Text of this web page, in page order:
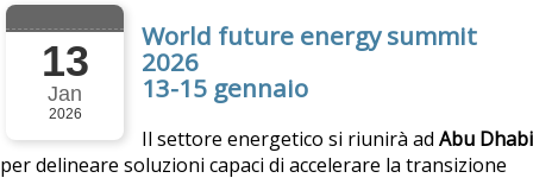
13
Jan
2026
World future energy summit
2026
13-15 gennaio
Il settore energetico si riunirà ad Abu Dhabi
per delineare soluzioni capaci di accelerare la transizione